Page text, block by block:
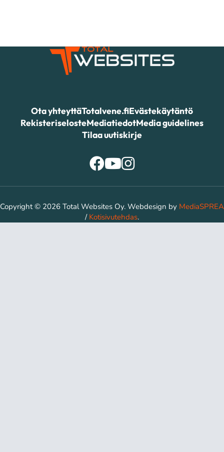
Ota yhteyttäTotalvene.fiEvästekäytäntö
RekisteriselosteMediatiedotMedia guidelines
Tilaa uutiskirje
Copyright © 2026 Total Websites Oy. Webdesign by MediaSPREA
/ Kotisivutehdas.